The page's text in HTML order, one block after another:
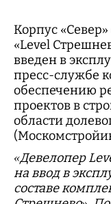
Корпус
«Level
введен в
пресс-службе
обеспечению
проектов в
области
«Девелопер
на ввод в
составе